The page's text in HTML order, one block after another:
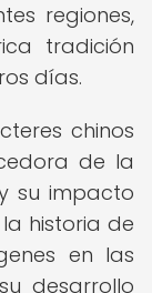
regiones,
tradición
días.
chinos
de la
su impacto
historia de
en las
desarrollo